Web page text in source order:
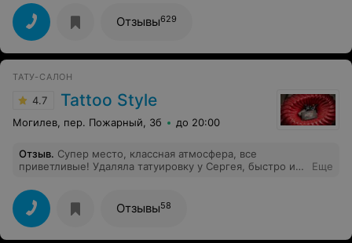
Отзывы629
ТАТУ-САЛОН
4.7 Tattoo Style
Могилев, пер. Пожарный, 3б до 20:00
Отзыв. Супер место, классная атмосфера, все
приветливые! Удаляла татуировку у Сергея, быстро и
Еще
Отзывы58